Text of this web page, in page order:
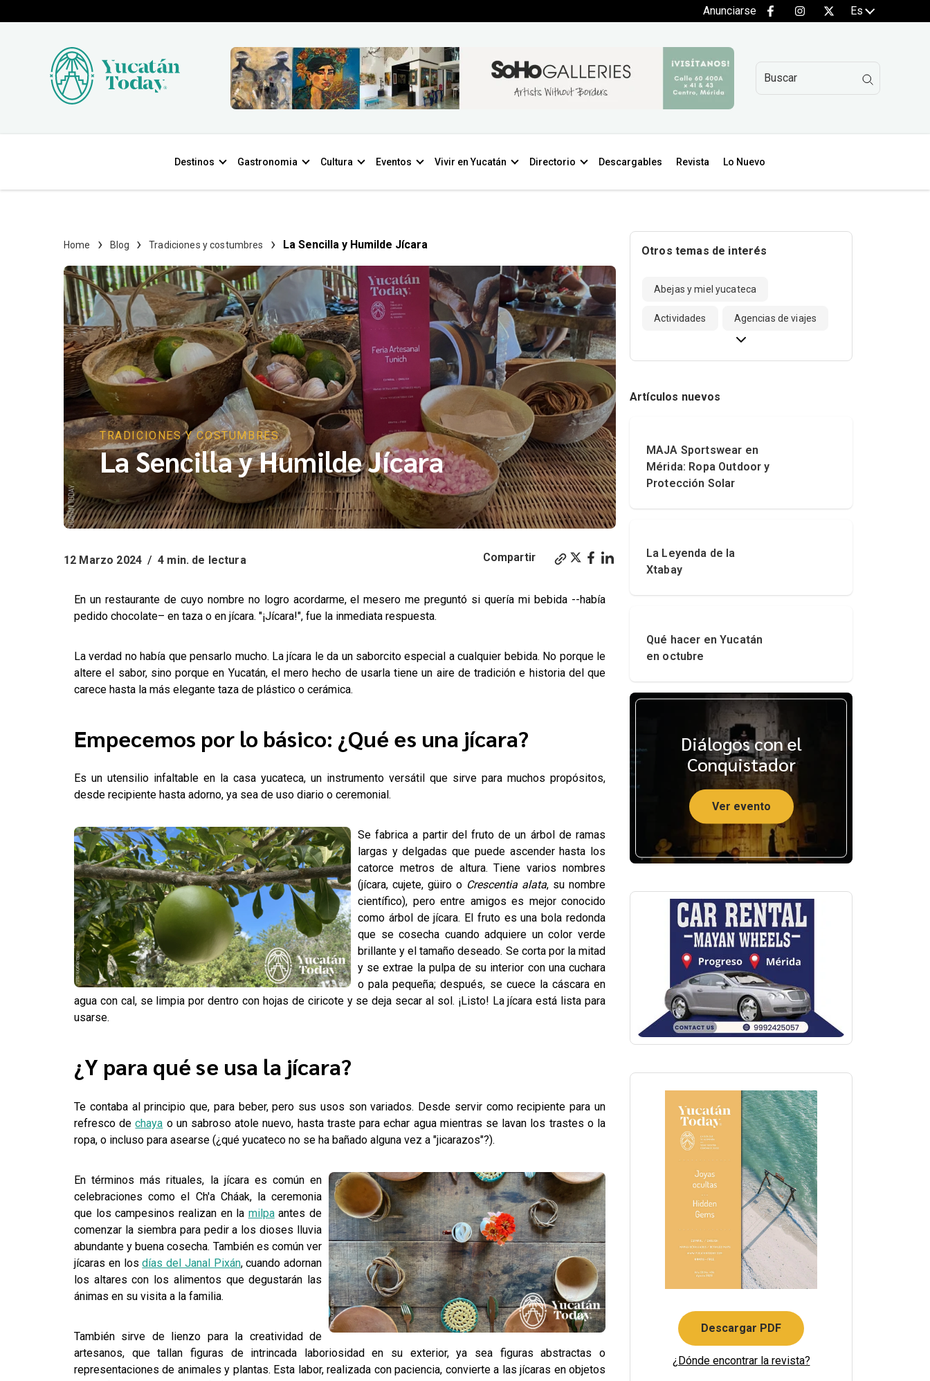
Anunciarse Es
Destinos Gastronomia Cultura Eventos Vivir en Yucatán Directorio Descargables Revista Lo Nuevo
Home Blog Tradiciones y costumbres La Sencilla y Humilde Jícara
TRADICIONES Y COSTUMBRES
La Sencilla y Humilde Jícara
12 Marzo 2024 / 4 min. de lectura Compartir
En un restaurante de cuyo nombre no logro acordarme, el mesero me preguntó si quería mi bebida --había
pedido chocolate– en taza o en jícara. "¡Jícara!", fue la inmediata respuesta.
La verdad no había que pensarlo mucho. La jícara le da un saborcito especial a cualquier bebida. No porque le
altere el sabor, sino porque en Yucatán, el mero hecho de usarla tiene un aire de tradición e historia del que
carece hasta la más elegante taza de plástico o cerámica.
Empecemos por lo básico: ¿Qué es una jícara?
Es un utensilio infaltable en la casa yucateca, un instrumento versátil que sirve para muchos propósitos,
desde recipiente hasta adorno, ya sea de uso diario o ceremonial.
Se fabrica a partir del fruto de un árbol de ramas
largas y delgadas que puede ascender hasta los
catorce metros de altura. Tiene varios nombres
(jícara, cujete, güiro o Crescentia alata, su nombre
científico), pero entre amigos es mejor conocido
como árbol de jícara. El fruto es una bola redonda
que se cosecha cuando adquiere un color verde
brillante y el tamaño deseado. Se corta por la mitad
y se extrae la pulpa de su interior con una cuchara
o pala pequeña; después, se cuece la cáscara en
agua con cal, se limpia por dentro con hojas de ciricote y se deja secar al sol. ¡Listo! La jícara está lista para
usarse.
¿Y para qué se usa la jícara?
Te contaba al principio que, para beber, pero sus usos son variados. Desde servir como recipiente para un
refresco dechaya o un sabroso atole nuevo, hasta traste para echar agua mientras se lavan los trastes o la
ropa, o incluso para asearse (¿qué yucateco no se ha bañado alguna vez a "jicarazos"?).
En términos más rituales, la jícara es común en
celebraciones como el Ch'a Cháak, la ceremonia
que los campesinos realizan en la milpaantes de
comenzar la siembra para pedir a los dioses lluvia
abundante y buena cosecha. También es común ver
jícaras en losdías del Janal Pixán, cuando adornan
los altares con los alimentos que degustarán las
ánimas en su visita a la familia.
También sirve de lienzo para la creatividad de
artesanos, que tallan figuras de intrincada laboriosidad en su exterior, ya sea figuras abstractas o
representaciones de animales y plantas. Esta labor, realizada con paciencia, convierte a las jícaras en objetos
Otros temas de interés
Abejas y miel yucateca
Actividades Agencias de viajes
Artículos nuevos
MAJA Sportswear en
Mérida: Ropa Outdoor y
Protección Solar
La Leyenda de la
Xtabay
Qué hacer en Yucatán
en octubre
Diálogos con el
Conquistador
Ver evento
Descargar PDF
¿Dónde encontrar la revista?